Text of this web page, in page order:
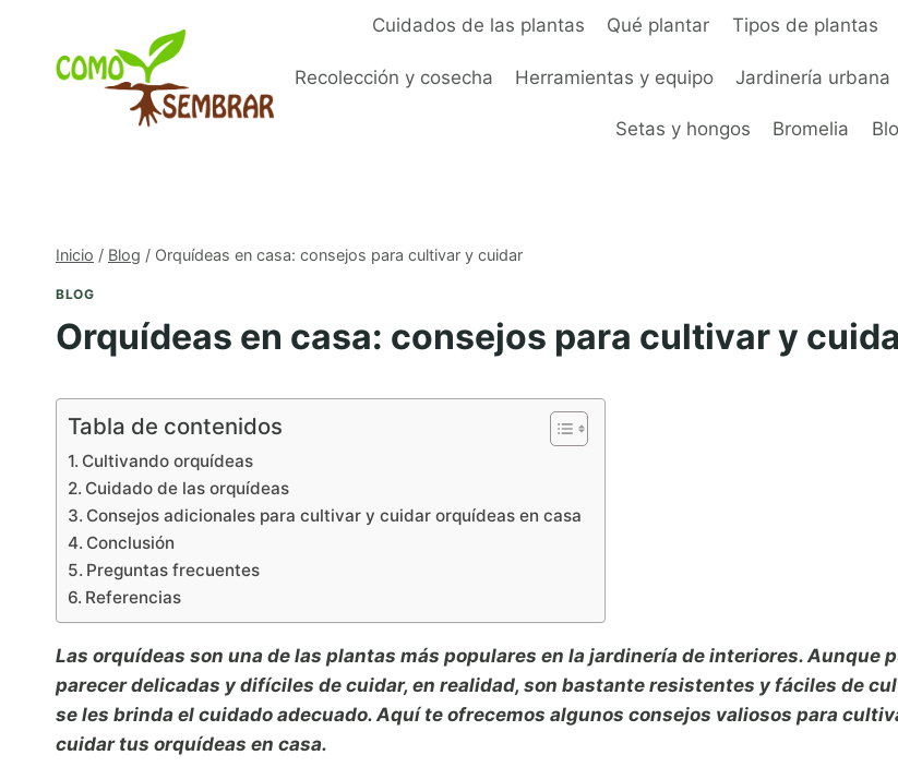
contenido
Cuidados de las plantas Qué plantar Tipos de plantas
Recolección y cosecha Herramientas y equipo Jardinería urbana
Setas y hongos Bromelia
Inicio / Blog / Orquídeas en casa: consejos para cultivar y cuidar
BLOG
Orquídeas en casa: consejos para cultivar y
Tabla de contenidos
Cultivando orquídeas
Cuidado de las orquídeas
Consejos adicionales para cultivar y cuidar orquídeas en casa
Conclusión
Preguntas frecuentes
Referencias
Las orquídeas son una de las plantas más populares en la jardinería de interiores. Aunque
parecer delicadas y difíciles de cuidar, en realidad, son bastante resistentes y fáciles de
se les brinda el cuidado adecuado. Aquí te ofrecemos algunos consejos valiosos para
cuidar tus orquídeas en casa.